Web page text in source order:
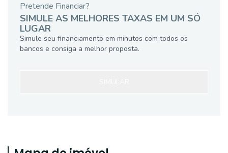
Pretende Financiar?
SIMULE AS MELHORES TAXAS EM UM SÓ
LUGAR
Simule seu financiamento em minutos com todos os
bancos e consiga a melhor proposta.